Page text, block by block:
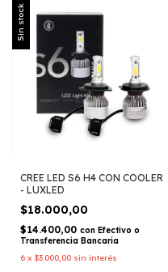
Sin stock
CREE LED S6 H4 CON COOLER
- LUXLED
$18.000,00
$14.400,00 con Efectivo o
Transferencia Bancaria
6 x $3.000,00 sin interés